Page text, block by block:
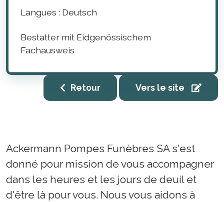
Langues : Deutsch
Bestatter mit Eidgenössischem
Fachausweis
Retour Vers le site
Ackermann Pompes Funèbres SA s'est
donné pour mission de vous accompagner
dans les heures et les jours de deuil et
d'être là pour vous. Nous vous aidons à